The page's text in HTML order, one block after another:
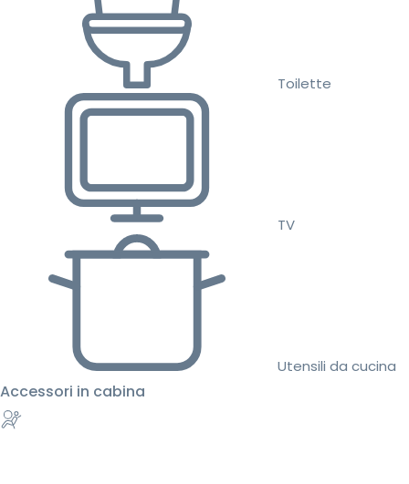
Toilette
TV
Utensili da cucina
Accessori in cabina